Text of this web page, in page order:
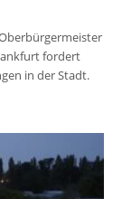
fordert
in der Stadt.